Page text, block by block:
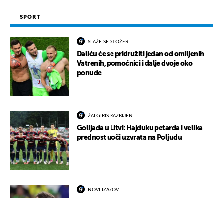
SPORT
SLAŽE SE STOŽER
Daliću će se pridružiti jedan od omiljenih
Vatrenih, pomoćnici i dalje dvoje oko
ponude
ŽALGIRIS RAZBIJEN
Golijada u Litvi: Hajduku petarda i velika
prednost uoči uzvrata na Poljudu
NOVI IZAZOV